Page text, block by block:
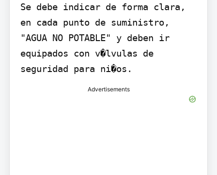
Se debe indicar de forma clara,
en cada punto de suministro,
"AGUA NO POTABLE" y deben ir
equipados con v�lvulas de
seguridad para ni�os.
Advertisements